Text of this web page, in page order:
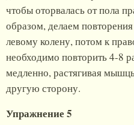
чтобы оторвалась от пола
образом, делаем
левому колену, потом к
необходимо повторить 4-8
медленно, растягивая
другую сторону.
Упражнение 5